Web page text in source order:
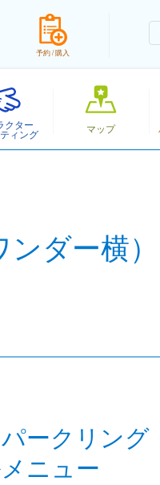
予約 / 購入
クター
ィング マップ
ダー横）
ークリング
ニュー